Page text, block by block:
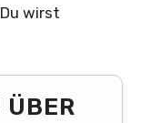
wirst
ÜBER